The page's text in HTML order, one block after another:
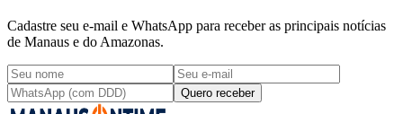
Cadastre seu e-mail e WhatsApp para receber as principais notícias
de Manaus e do Amazonas.
Quero receber